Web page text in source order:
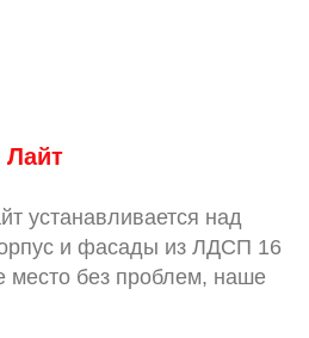
Лайт
устанавливается над
и фасады из ЛДСП 16
место без проблем, наше